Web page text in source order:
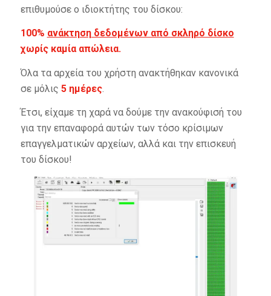
επιθυμούσε ο ιδιοκτήτης του δίσκου:
100% ανάκτηση δεδομένων από σκληρό δίσκο
χωρίς καμία απώλεια.
Όλα τα αρχεία του χρήστη ανακτήθηκαν κανονικά
σε μόλις 5 ημέρες.
Έτσι, είχαμε τη χαρά να δούμε την ανακούφισή του
για την επαναφορά αυτών των τόσο κρίσιμων
επαγγελματικών αρχείων, αλλά και την επισκευή
του δίσκου!